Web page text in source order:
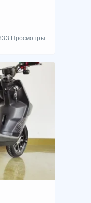
Просмотры